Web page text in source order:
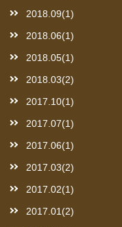
2018.09(1)
2018.06(1)
2018.05(1)
2018.03(2)
2017.10(1)
2017.07(1)
2017.06(1)
2017.03(2)
2017.02(1)
2017.01(2)